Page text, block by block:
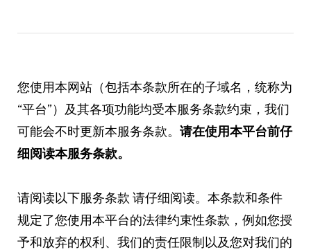
您使用本网站（包括本条款所在的子域名，统称为
“平台”）及其各项功能均受本服务条款约束，我们
可能会不时更新本服务条款。 请在使用本平台前仔
细阅读本服务条款。
请阅读以下服务条款 请仔细阅读。本条款和条件
规定了您使用本平台的法律约束性条款，例如您授
予和放弃的权利、我们的责任限制以及您对我们的